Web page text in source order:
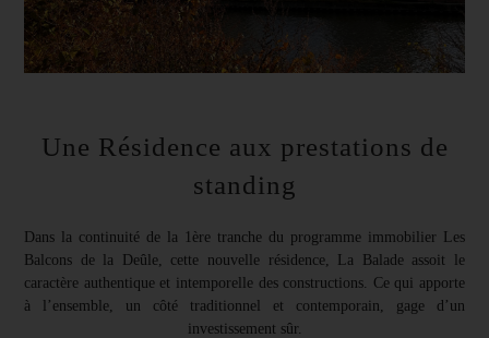
Une Résidence aux prestations de
standing
Dans la continuité de la 1ère tranche du programme immobilier Les
Balcons de la Deûle, cette nouvelle résidence, La Balade assoit le
caractère authentique et intemporelle des constructions. Ce qui apporte
à l’ensemble, un côté traditionnel et contemporain, gage d’un
investissement sûr.